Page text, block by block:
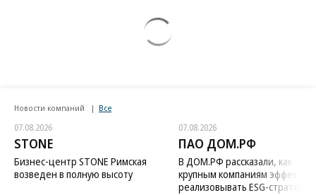
Новости компаний Все
07.08.2026
STONE
Бизнес-центр STONE Римская
возведен в полную высоту
07.08.2026
ПАО ДОМ.РФ
В ДОМ.РФ рассказали, как
крупным компаниям
реализовывать ESG-стратегию